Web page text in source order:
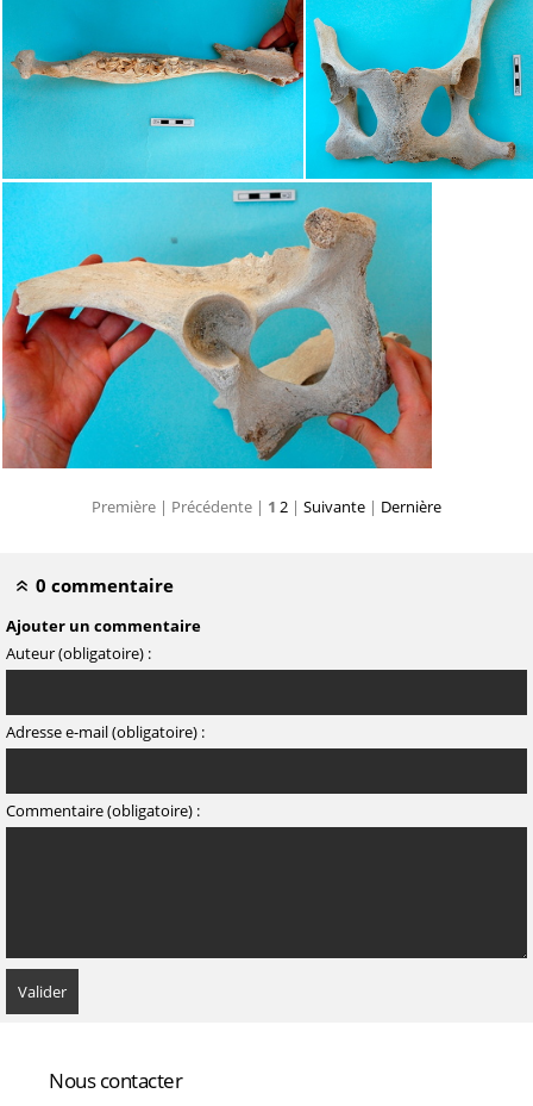
Première | Précédente | 1 2 | Suivante | Dernière
0 commentaire
Ajouter un commentaire
Auteur (obligatoire) :
Adresse e-mail (obligatoire) :
Commentaire (obligatoire) :
Nous contacter